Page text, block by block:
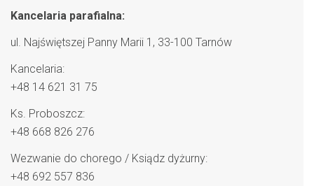
Kancelaria parafialna:
ul. Najświętszej Panny Marii 1, 33-100 Tarnów
Kancelaria:
+48 14 621 31 75
Ks. Proboszcz:
+48 668 826 276
Wezwanie do chorego / Ksiądz dyżurny:
+48 692 557 836